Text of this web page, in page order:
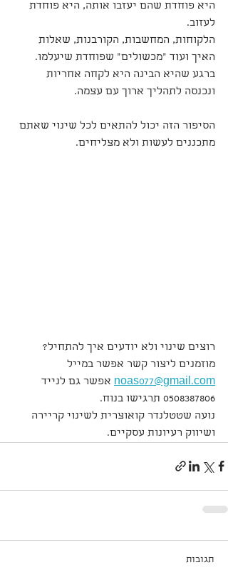
היא פוחדת שהם יעזבו אותה, היא פוחדת
לעזוב.
הלקוחות, המחשבות, הקורבנות, שאלות
האיך ועוד "מכשולים" שפוחדת שיעלמו.
ברגע שהיא הבינה היא לקחה אחריות
ונכנסה לתהליך ארוך עם עצמה.
הסיפור הזה יכול להתאים לכל שינוי שאתם
מתכננים לעשות ולא מצליחים.
רוצים שינוי ולא יודעים איך להתחיל?
מוזמנים ליצור קשר אפשר במייל
noas077@gmail.com אפשר גם לנייד
0508387806 תרגישו בנוח.
נועה שטטלנדר קואוצרית לשינוי קריירה
ושיווק רעיונות עסקיים.
תגובות